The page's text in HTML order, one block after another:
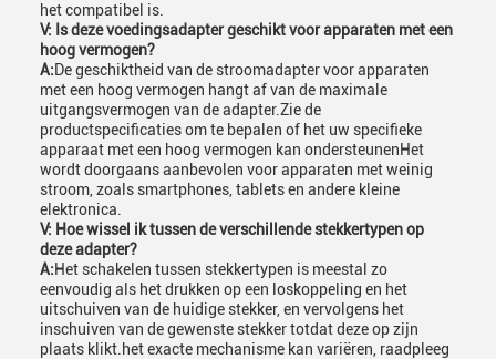
het compatibel is.
V: Is deze voedingsadapter geschikt voor apparaten met een
hoog vermogen?
A:De geschiktheid van de stroomadapter voor apparaten
met een hoog vermogen hangt af van de maximale
uitgangsvermogen van de adapter.Zie de
productspecificaties om te bepalen of het uw specifieke
apparaat met een hoog vermogen kan ondersteunenHet
wordt doorgaans aanbevolen voor apparaten met weinig
stroom, zoals smartphones, tablets en andere kleine
elektronica.
V: Hoe wissel ik tussen de verschillende stekkertypen op
deze adapter?
A:Het schakelen tussen stekkertypen is meestal zo
eenvoudig als het drukken op een loskoppeling en het
uitschuiven van de huidige stekker, en vervolgens het
inschuiven van de gewenste stekker totdat deze op zijn
plaats klikt.het exacte mechanisme kan variëren, raadpleeg